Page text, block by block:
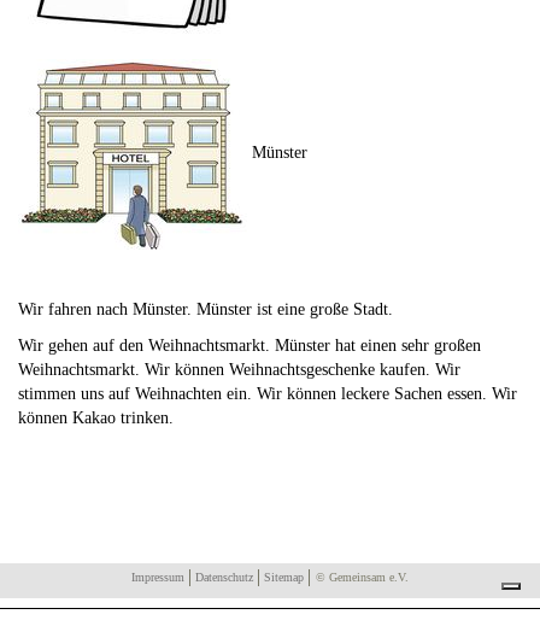
Münster
Wir fahren nach Münster. Münster ist eine große Stadt.
Wir gehen auf den Weihnachtsmarkt. Münster hat einen sehr großen
Weihnachtsmarkt. Wir können Weihnachtsgeschenke kaufen. Wir
stimmen uns auf Weihnachten ein. Wir können leckere Sachen essen. Wir
können Kakao trinken.
Impressum Datenschutz Sitemap © Gemeinsam e.V.